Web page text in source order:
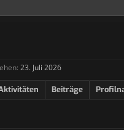
23. Juli 2026
Beiträge